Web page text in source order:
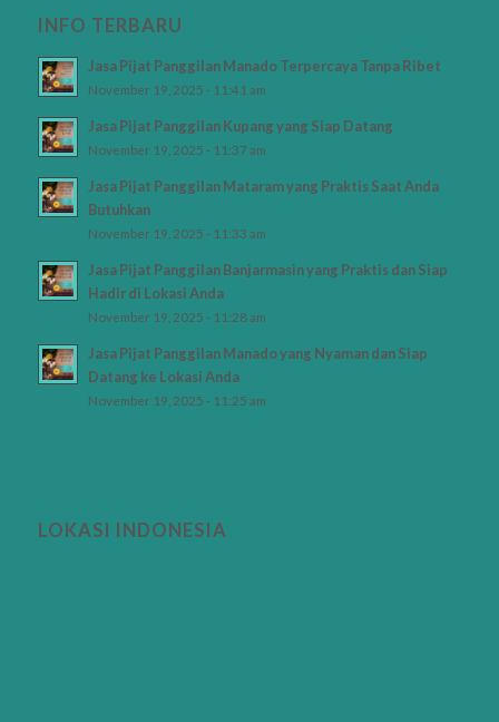
INFO TERBARU
Jasa Pijat Panggilan Manado Terpercaya Tanpa Ribet
November 19, 2025 - 11:41 am
Jasa Pijat Panggilan Kupang yang Siap Datang
November 19, 2025 - 11:37 am
Jasa Pijat Panggilan Mataram yang Praktis Saat Anda
Butuhkan
November 19, 2025 - 11:33 am
Jasa Pijat Panggilan Banjarmasin yang Praktis dan Siap
Hadir di Lokasi Anda
November 19, 2025 - 11:28 am
Jasa Pijat Panggilan Manado yang Nyaman dan Siap
Datang ke Lokasi Anda
November 19, 2025 - 11:25 am
LOKASI INDONESIA